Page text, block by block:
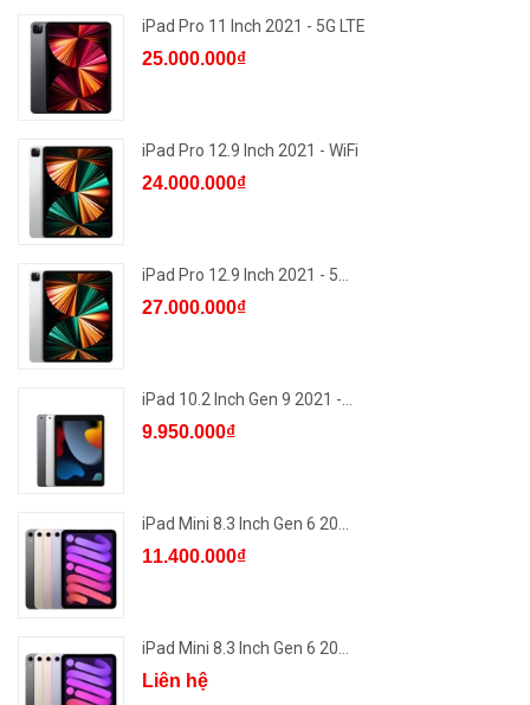
iPad Pro 11 Inch 2021 - 5G LTE
25.000.000₫
iPad Pro 12.9 Inch 2021 - WiFi
24.000.000₫
iPad Pro 12.9 Inch 2021 - 5...
27.000.000₫
iPad 10.2 Inch Gen 9 2021 -...
9.950.000₫
iPad Mini 8.3 Inch Gen 6 20...
11.400.000₫
iPad Mini 8.3 Inch Gen 6 20...
Liên hệ